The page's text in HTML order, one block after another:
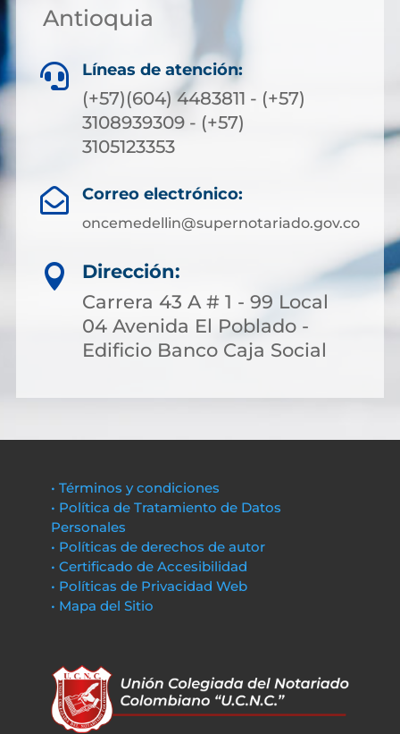
Antioquia
 Líneas de atención:
(+57)(604) 4483811 - (+57)
3108939309 - (+57)
3105123353
 Correo electrónico:
oncemedellin@supernotariado.gov.co

Dirección:
Carrera 43 A # 1 - 99 Local
04 Avenida El Poblado -
Edificio Banco Caja Social
• Términos y condiciones
• Política de Tratamiento de Datos
Personales
• Políticas de derechos de autor
• Certificado de Accesibilidad
• Políticas de Privacidad Web
• Mapa del Sitio